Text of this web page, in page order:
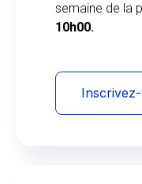
semaine de la
10h00.